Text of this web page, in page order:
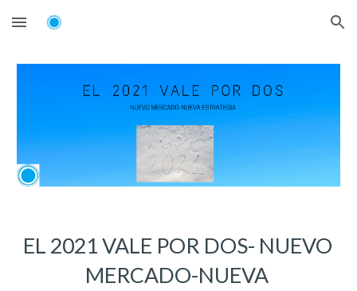
Skip to main content Skip to navigation
EL 2021 VALE POR DOS- NUEVO
MERCADO-NUEVA